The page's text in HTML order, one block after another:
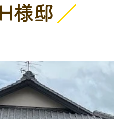
様邸